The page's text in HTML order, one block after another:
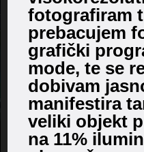
fotografiram
prebacujem
grafički
mode, te se
dobivam
manifestira
veliki objekt
na 11%